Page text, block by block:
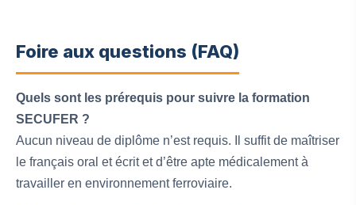
Foire aux questions (FAQ)
Quels sont les prérequis pour suivre la formation
SECUFER ?
Aucun niveau de diplôme n’est requis. Il suffit de maîtriser
le français oral et écrit et d’être apte médicalement à
travailler en environnement ferroviaire.